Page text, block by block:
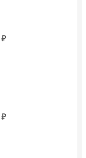
₽
₽